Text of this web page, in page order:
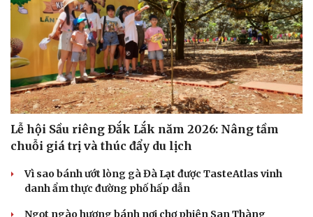
Lễ hội Sầu riêng Đắk Lắk năm 2026: Nâng tầm
chuỗi giá trị và thúc đẩy du lịch
Vì sao bánh ướt lòng gà Đà Lạt được TasteAtlas vinh
danh ẩm thực đường phố hấp dẫn
Ngọt ngào hương bánh nơi chợ phiên San Thàng